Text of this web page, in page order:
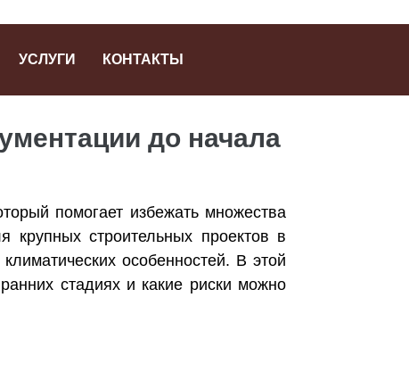
УСЛУГИ КОНТАКТЫ
до начала
помогает избежать множества
крупных строительных проектов в
особенностей. В этой
стадиях и какие риски можно